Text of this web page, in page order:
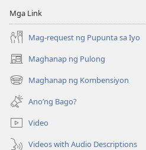
Mga Link
Mag-request ng Pupunta sa Iyo
Maghanap ng Pulong
(may
bubukas
na
bagong
window)
Maghanap ng Kombensiyon
(may
bubukas
na
bagong
window)
Ano’ng Bago?
Video
Videos with Audio Descriptions